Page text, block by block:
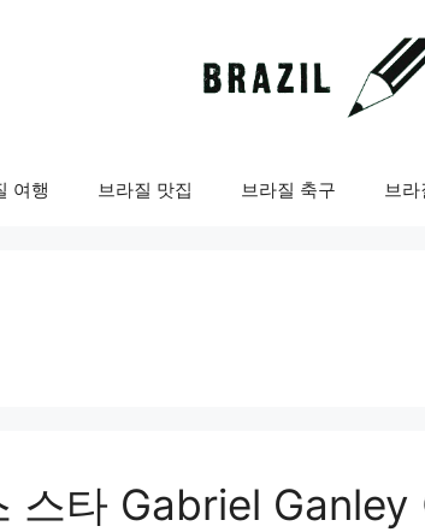
여행 브라질 맛집 브라질 축구 브
스타 Gabriel Ganley